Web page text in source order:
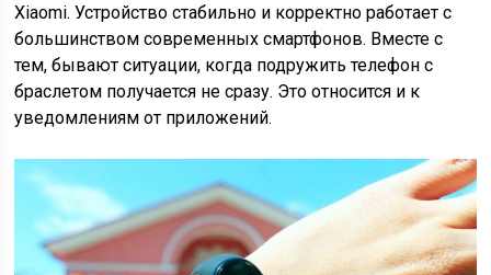
Xiaomi. Устройство стабильно и корректно работает с
большинством современных смартфонов. Вместе с
тем, бывают ситуации, когда подружить телефон с
браслетом получается не сразу. Это относится и к
уведомлениям от приложений.